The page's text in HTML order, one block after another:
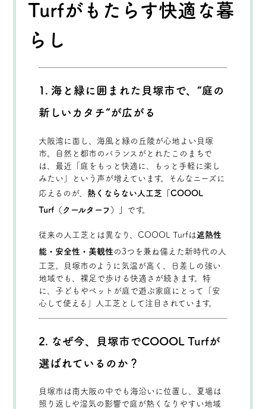
Turfがもたらす快適な暮
らし
1. 海と緑に囲まれた貝塚市で、“庭の
新しいカタチ”が広がる
大阪湾に面し、海風と緑の丘陵が心地よい貝塚
市。自然と都市のバランスがとれたこのまちで
は、最近「庭をもっと快適に、もっと手軽に楽し
みたい」という声が増えています。そんなニーズに
応えるのが、 熱くならない人工芝「COOOL
Turf（クールターフ）」
です。
従来の人工芝とは異なり、COOOL Turfは 遮熱性
能・安全性・美観性 の3つを兼ね備えた新時代の人
工芝。貝塚市のように気温が高く、日差しの強い
地域でも、裸足で歩ける快適さが続きます。特
に、子どもやペットが庭で遊ぶ家庭にとって「安
心して使える」人工芝として注目されています。
2. なぜ今、貝塚市でCOOOL Turfが
選ばれているのか？
貝塚市は南大阪の中でも海沿いに位置し、夏場は
照り返しや湿気の影響で庭が熱くなりやすい地域